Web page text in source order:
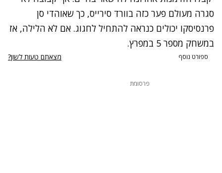
סגרה מעולם פער כזה בוורד סירייס, כך שאוהדי סן
פרנסיסקו יכולים כנראה להתחיל לחגוג. אם לא הלילה, אז
במשחק מספר 5 במפרץ.
ספורט נוסף מצאתם טעות לשון?
פרסומת